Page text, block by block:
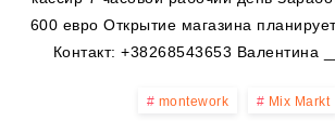
600 евро Открытие магазина
Контакт: +38268543653 Валентина
montework Mix Markt